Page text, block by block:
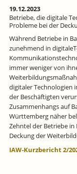
19.12.2023
Betriebe, die digitale
Probleme bei der
Während Betriebe in
zunehmend in
immer weniger von
digitaler Technologien
der Beschäftigten
Zusammenhangs auf
Württemberg näher
Zehntel der Betriebe
Deckung der
IAW-Kurzbericht 2/